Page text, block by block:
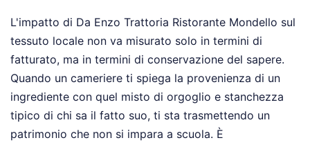
L'impatto di Da Enzo Trattoria Ristorante Mondello sul
tessuto locale non va misurato solo in termini di
fatturato, ma in termini di conservazione del sapere.
Quando un cameriere ti spiega la provenienza di un
ingrediente con quel misto di orgoglio e stanchezza
tipico di chi sa il fatto suo, ti sta trasmettendo un
patrimonio che non si impara a scuola. È